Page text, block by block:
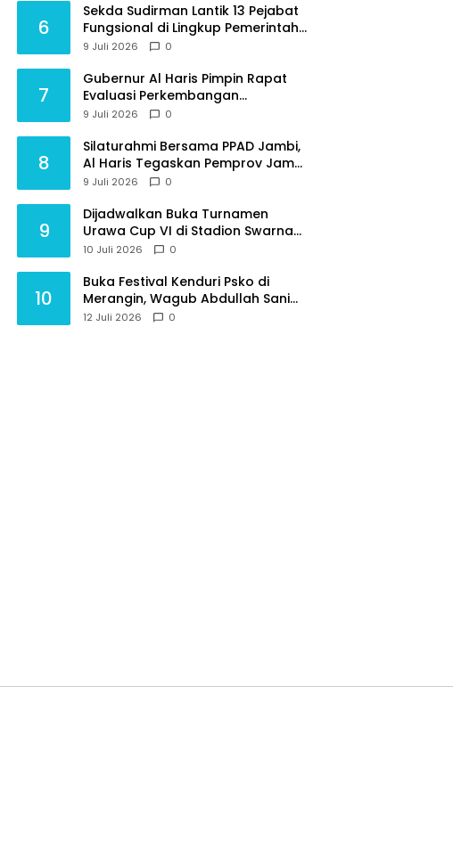
6
Sekda Sudirman Lantik 13 Pejabat
Fungsional di Lingkup Pemerintah
Provinsi Jambi
9 Juli 2026 0
7
Gubernur Al Haris Pimpin Rapat
Evaluasi Perkembangan
Pelaksanaan Kegiatan
9 Juli 2026 0
8
Silaturahmi Bersama PPAD Jambi,
Al Haris Tegaskan Pemprov Jambi
Terus Rangkul Para Purnawirawan
9 Juli 2026 0
9
Dijadwalkan Buka Turnamen
Urawa Cup VI di Stadion Swarna
Bhumi, Gubernur Al Haris Siap
10 Juli 2026 0
10
Buka Festival Kenduri Psko di
Merangin, Wagub Abdullah Sani
Ajak Generasi Muda Jaga Budaya
12 Juli 2026 0